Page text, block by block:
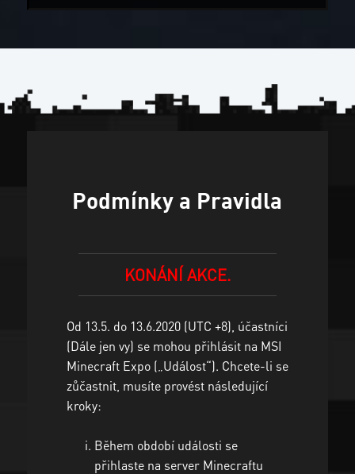
Podmínky a Pravidla
KONÁNÍ AKCE.
Od 13.5. do 13.6.2020 (UTC +8), účastníci
(Dále jen vy) se mohou přihlásit na MSI
Minecraft Expo („Událost“). Chcete-li se
zůčastnit, musíte provést následující
kroky:
Během období události se
přihlaste na server Minecraftu